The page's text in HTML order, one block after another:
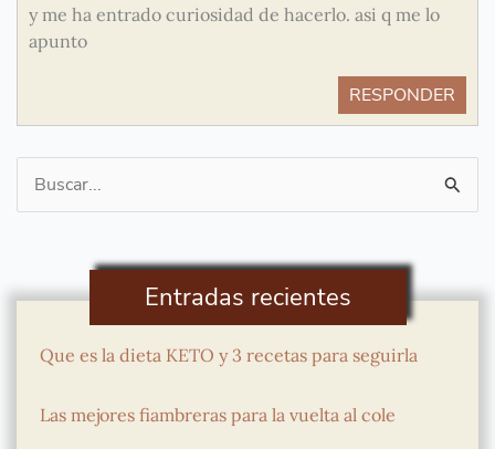
y me ha entrado curiosidad de hacerlo. asi q me lo
apunto
RESPONDER
Buscar
por:
Entradas recientes
Que es la dieta KETO y 3 recetas para seguirla
Las mejores fiambreras para la vuelta al cole